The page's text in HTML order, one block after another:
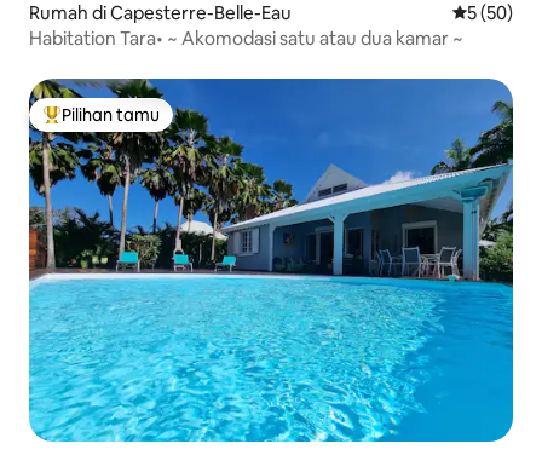
Rumah di Capesterre-Belle-Eau Nilai rata-
5 (50)
Habitation Tara• ~ Akomodasi satu atau dua kamar ~
Pilihan tamu terpopuler
Pilihan tamu